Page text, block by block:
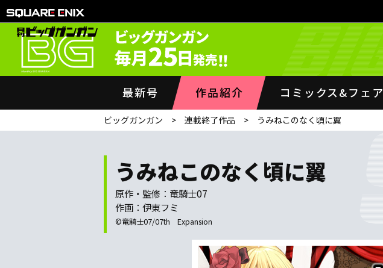
最新号 作品紹介 コミックス&フェア
ビッグガンガン 連載終了作品 うみねこのなく頃に翼
うみねこのなく頃に翼
原作・監修：竜騎士07
作画：伊東フミ
©竜騎士07/07th Expansion